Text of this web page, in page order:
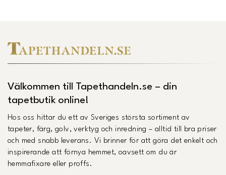
Välkommen till Tapethandeln.se – din
tapetbutik online!
Hos oss hittar du ett av Sveriges största sortiment av
tapeter, färg, golv, verktyg och inredning – alltid till bra priser
och med snabb leverans. Vi brinner för att göra det enkelt och
inspirerande att förnya hemmet, oavsett om du är
hemmafixare eller proffs.